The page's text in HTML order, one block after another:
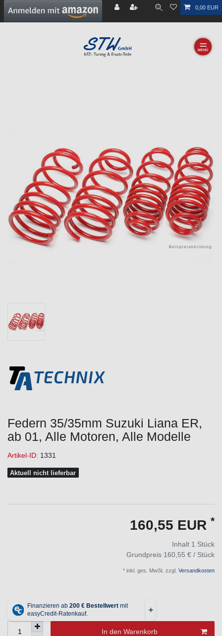
0,00 EUR
☰
Federn 35/35mm Suzuki Liana ER,
ab 01, Alle Motoren, Alle Modelle
Artikel-ID: 1331
Aktuell nicht lieferbar
160,55 EUR *
Inhalt 1 Stück
Grundpreis 160,55 € / Stück
* inkl. ges. MwSt. zzgl. Versandkosten
In den Warenkorb